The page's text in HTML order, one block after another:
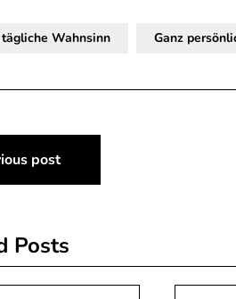
Wahnsinn Ganz
post
Posts